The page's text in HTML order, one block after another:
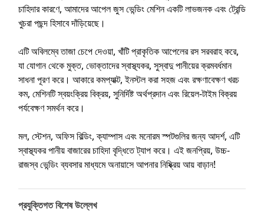
চাহিদার কারণে, আমাদের আপেল জুস ভেন্ডিং মেশিন একটি লাভজনক এবং ট্রেন্ডি
খুচরা পছন্দ হিসাবে দাঁড়িয়েছে।
এটি অবিলম্বে তাজা চেপে দেওয়া, খাঁটি প্রাকৃতিক আপেলের রস সরবরাহ করে,
যা যোগান থেকে মুক্ত, ভোক্তাদের স্বাস্থ্যকর, সুস্বাদু পানীয়ের ক্রমবর্ধমান
সাধনা পূরণ করে। আকারে কমপ্যাক্ট, ইনস্টল করা সহজ এবং রক্ষণাবেক্ষণ খরচ
কম, মেশিনটি স্বয়ংক্রিয় বিক্রয়, সুনির্দিষ্ট অর্থপ্রদান এবং রিয়েল-টাইম বিক্রয়
পর্যবেক্ষণ সমর্থন করে।
মল, স্টেশন, অফিস বিল্ডিং, ক্যাম্পাস এবং মনোরম স্পটগুলির জন্য আদর্শ, এটি
স্বাস্থ্যকর পানীয় বাজারের চাহিদা বৃদ্ধিতে ট্যাপ করে। এই জনপ্রিয়, উচ্চ-
রাজস্ব ভেন্ডিং ব্যবসার মাধ্যমে অনায়াসে আপনার নিষ্ক্রিয় আয় বাড়ান!
প্রযুক্তিগত বিশেষ উল্লেখ